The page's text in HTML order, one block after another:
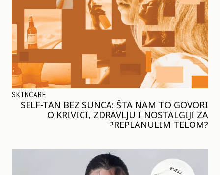
SKINCARE
SELF-TAN BEZ SUNCA: ŠTA NAM TO GOVORI
O KRIVICI, ZDRAVLJU I NOSTALGIJI ZA
PREPLANULIM TELOM?